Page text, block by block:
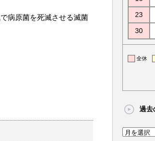
病原菌を死滅させる滅菌
23
30
全休
過去
過